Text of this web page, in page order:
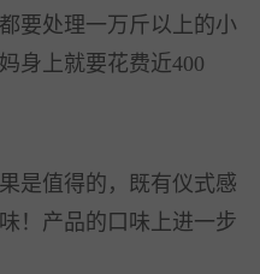
要处理一万斤以上的小
身上就要花费近400
值得的，既有仪式感
！产品的口味上进一步